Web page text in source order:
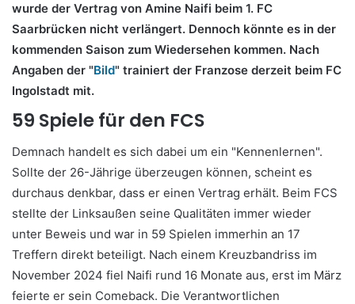
wurde der Vertrag von Amine Naifi beim 1. FC
Saarbrücken nicht verlängert. Dennoch könnte es in der
kommenden Saison zum Wiedersehen kommen. Nach
Angaben der "Bild" trainiert der Franzose derzeit beim FC
Ingolstadt mit.
59 Spiele für den FCS
Demnach handelt es sich dabei um ein "Kennenlernen".
Sollte der 26-Jährige überzeugen können, scheint es
durchaus denkbar, dass er einen Vertrag erhält. Beim FCS
stellte der Linksaußen seine Qualitäten immer wieder
unter Beweis und war in 59 Spielen immerhin an 17
Treffern direkt beteiligt. Nach einem Kreuzbandriss im
November 2024 fiel Naifi rund 16 Monate aus, erst im März
feierte er sein Comeback. Die Verantwortlichen